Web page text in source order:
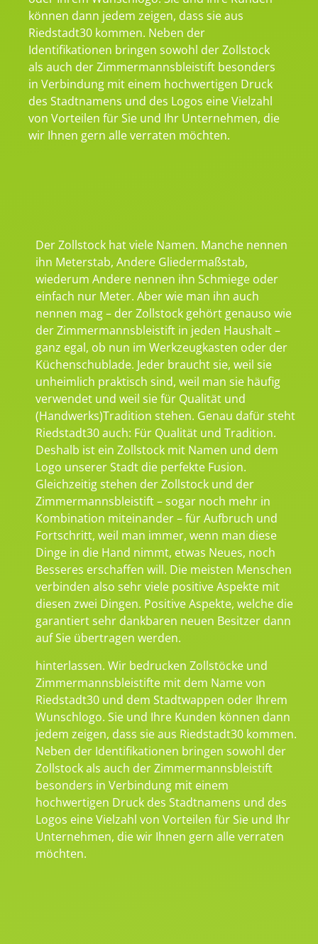
können dann jedem zeigen, dass sie aus
Riedstadt30 kommen. Neben der
Identifikationen bringen sowohl der Zollstock
als auch der Zimmermannsbleistift besonders
in Verbindung mit einem hochwertigen Druck
des Stadtnamens und des Logos eine Vielzahl
von Vorteilen für Sie und Ihr Unternehmen, die
wir Ihnen gern alle verraten möchten.
Der Zollstock hat viele Namen. Manche nennen
ihn Meterstab, Andere Gliedermaßstab,
wiederum Andere nennen ihn Schmiege oder
einfach nur Meter. Aber wie man ihn auch
nennen mag – der Zollstock gehört genauso wie
der Zimmermannsbleistift in jeden Haushalt –
ganz egal, ob nun im Werkzeugkasten oder der
Küchenschublade. Jeder braucht sie, weil sie
unheimlich praktisch sind, weil man sie häufig
verwendet und weil sie für Qualität und
(Handwerks)Tradition stehen. Genau dafür steht
Riedstadt30 auch: Für Qualität und Tradition.
Deshalb ist ein Zollstock mit Namen und dem
Logo unserer Stadt die perfekte Fusion.
Gleichzeitig stehen der Zollstock und der
Zimmermannsbleistift – sogar noch mehr in
Kombination miteinander – für Aufbruch und
Fortschritt, weil man immer, wenn man diese
Dinge in die Hand nimmt, etwas Neues, noch
Besseres erschaffen will. Die meisten Menschen
verbinden also sehr viele positive Aspekte mit
diesen zwei Dingen. Positive Aspekte, welche die
garantiert sehr dankbaren neuen Besitzer dann
auf Sie übertragen werden.
hinterlassen. Wir bedrucken Zollstöcke und
Zimmermannsbleistifte mit dem Name von
Riedstadt30 und dem Stadtwappen oder Ihrem
Wunschlogo. Sie und Ihre Kunden können dann
jedem zeigen, dass sie aus Riedstadt30 kommen.
Neben der Identifikationen bringen sowohl der
Zollstock als auch der Zimmermannsbleistift
besonders in Verbindung mit einem
hochwertigen Druck des Stadtnamens und des
Logos eine Vielzahl von Vorteilen für Sie und Ihr
Unternehmen, die wir Ihnen gern alle verraten
möchten.